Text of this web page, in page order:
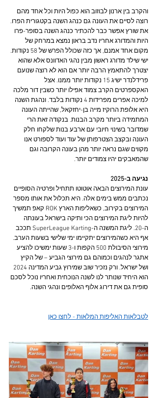
והקרב בין ארנון לבוזוב הוא כפול היות וכל אחד מהם
רוצה לסיים את העונה גם כנהג השנה בקטגורית הפרו.
את שורץ אפשר כבר להכתיר כנהג השנה בסופר-פרו
היות והמדורג אחריו נדב בראון נמצא במרחק של
מקום אחד אמנם, אך כזה שכולל הפרש של 58 נקודות.
ישי שילד מדורג ראשון מבין נהגי האדוונס אלא שהוא
יצטרך להתאמץ הרבה יותר אם הוא לא רוצה שנועם
פרידלנדר ישיג 15 נקודות יותר ממנו. אצל
האקספרטים הקרב צמוד אפילו יותר כשבין דור מלכה
למיכה אפרים מפרידות 4 נקודות בלבד. ונהגת השנה
היא אלופת הרוקיז מייה בן-יחזקאל, שהייתה העונה
המתמידה ביותר מקרב הבנות. בנקודה זאת הרי
שמדובר בשינוי חיובי עם ארבע בנות שלקחו חלק
העונה ובקצב הצטרפותן של עוד ועוד לספורט אנו
מקווים שגם נראה יותר מהן בעונה הקרובה וגם
שהמאבקים יהיו צמודים יותר.
נגיעה ב-2025
עונת המירוצים הבאה אוטוטו תתחיל ופרטיה הסופיים
נכתבים ממש בימים אלה. היא תכלול את אותו מספר
המירוצים בקירוב, כשאליפות הארץ ROK קאפ תמשיך
להיות ליגת המירוצים הכי ותיקה בישראל בעונתה
ה-20. ליגת המשנה ה-SuperLeague Karting תככב
אף היא כשהמירוצים יתקיימו ימי שלישי בשעות הערב.
מירוצי הסיבולת 500 הקפות ו-3 שעות ימשיכו להציע
אתגר לנהגים וכמוהם גם מירוצי הגביע – של הקיץ
הוא היחיד שנותר לנו לשנה הנוכחית ואחריו נוכל לסכם
סופית גם את דירוג אלוף האלופים ונהגי השנה.
לטבלאות האליפות המלאות - לחצו כאן